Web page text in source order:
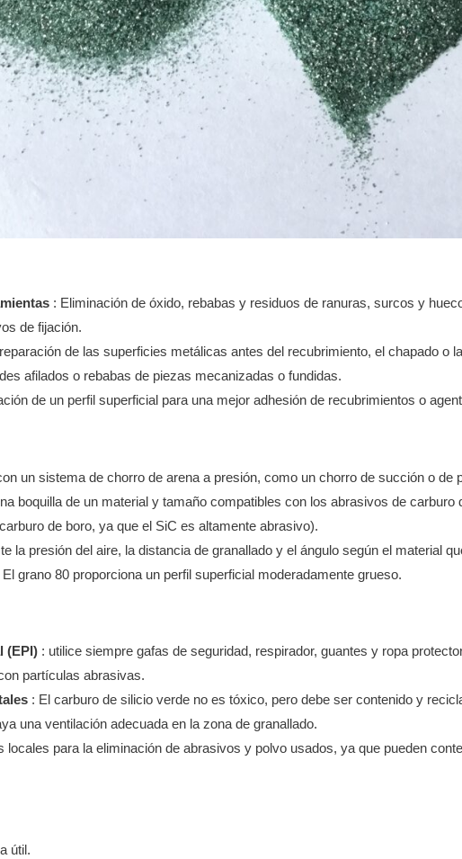
: Eliminación de óxido, rebabas y residuos de ranuras, surcos y
de fijación.
de las superficies metálicas antes del recubrimiento, el chapado o
afilados o rebabas de piezas mecanizadas o fundidas.
de un perfil superficial para una mejor adhesión de recubrimientos o
un sistema de chorro de arena a presión, como un chorro de succión o de
boquilla de un material y tamaño compatibles con los abrasivos de carburo
de boro, ya que el SiC es altamente abrasivo).
la presión del aire, la distancia de granallado y el ángulo según el material
grano 80 proporciona un perfil superficial moderadamente grueso.
(EPI) : utilice siempre gafas de seguridad, respirador, guantes y ropa
partículas abrasivas.
: El carburo de silicio verde no es tóxico, pero debe ser contenido y
una ventilación adecuada en la zona de granallado.
locales para la eliminación de abrasivos y polvo usados, ya que pueden
útil.